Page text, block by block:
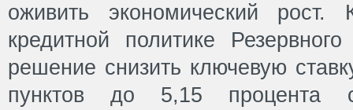
оживить экономический
кредитной политике
решение снизить ключевую
пунктов до 5,15